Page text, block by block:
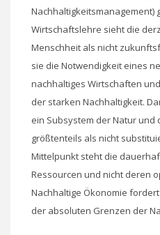
Nachhaltigkeitsmanagement)
Wirtschaftslehre sieht die
Menschheit als nicht
sie die Notwendigkeit eines
nachhaltiges Wirtschaften
der starken Nachhaltigkeit.
ein Subsystem der Natur und
größtenteils als nicht
Mittelpunkt steht die
Ressourcen und nicht deren
Nachhaltige Ökonomie
der absoluten Grenzen der